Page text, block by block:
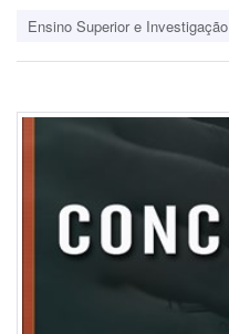
Ensino Superior e Investigação